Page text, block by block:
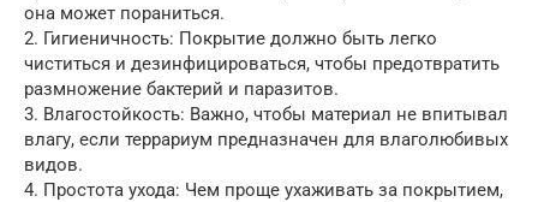
она может пораниться.
2. Гигиеничность: Покрытие должно быть легко
чиститься и дезинфицироваться, чтобы предотвратить
размножение бактерий и паразитов.
3. Влагостойкость: Важно, чтобы материал не впитывал
влагу, если террариум предназначен для влаголюбивых
видов.
4. Простота ухода: Чем проще ухаживать за покрытием,